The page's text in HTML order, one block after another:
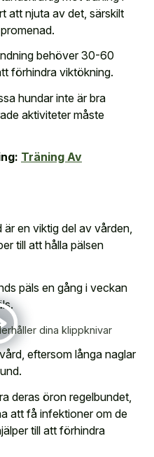
att njuta av det, särskilt
behöver 30-60
förhindra viktökning.
hundar inte är bra
aktiviteter måste
Träning Av
en viktig del av vården,
till att hålla pälsen
päls en gång i veckan
dina klippknivar
eftersom långa naglar
deras öron regelbundet,
att få infektioner om de
till att förhindra